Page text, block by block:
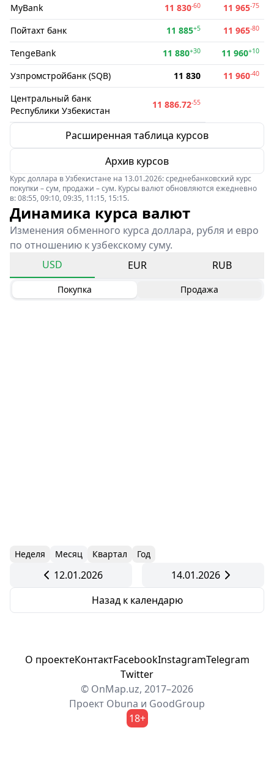
MyBank 11 830-60 11 965-75
Пойтахт банк 11 885+5 11 965-80
TengeBank 11 880+30 11 960+10
Узпромстройбанк (SQB) 11 830 11 960-40
Центральный банк
Республики Узбекистан
11 886.72-55
Расширенная таблица курсов
Архив курсов
Курс доллара в Узбекистане на 13.01.2026: среднебанковский курс
покупки – сум, продажи – сум. Курсы валют обновляются ежедневно
в: 08:55, 09:10, 09:35, 11:15, 15:15.
Динамика курса валют
Изменения обменного курса доллара, рубля и евро
по отношению к узбекскому суму.
USD
EUR RUB
Покупка Продажа
Неделя Месяц Квартал Год
12.01.2026
14.01.2026
Назад к календарю
О проектеКонтактFacebookInstagramTelegram
Twitter
© OnMap.uz, 2017–2026
Проект Obuna и GoodGroup
18+